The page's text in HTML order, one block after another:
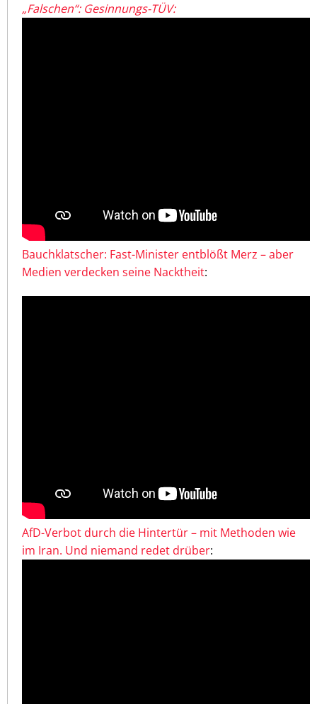
„Falschen“: Gesinnungs-TÜV:
Bauchklatscher: Fast-Minister entblößt Merz – aber
Medien verdecken seine Nacktheit:
AfD-Verbot durch die Hintertür – mit Methoden wie
im Iran. Und niemand redet drüber: